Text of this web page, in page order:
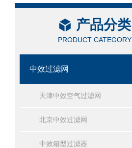
产品分类
PRODUCT CATEGORY
中效过滤网
天津中效空气过滤网
北京中效过滤网
中效箱型过滤器